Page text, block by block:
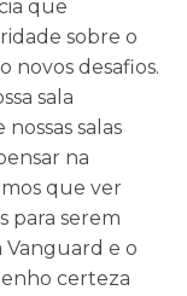
que
sobre o
novos desafios.
sala
salas
na
que ver
para serem
Vanguard e o
certeza